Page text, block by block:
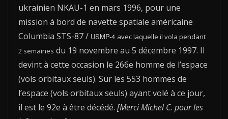
ukrainien NKAU-1 en mars 1996, pour une
mission à bord de navette spatiale américaine
Columbia STS-87 / USMP-4 avec laquelle il vola pendant
2 semaines du 19 novembre au 5 décembre 1997. Il
devint à cette occasion le 266e homme de l’espace
(vols orbitaux seuls). Sur les 553 hommes de
l’espace (vols orbitaux seuls) ayant volé à ce jour,
il est le 92e à être décédé. [Merci Michel C. pour les